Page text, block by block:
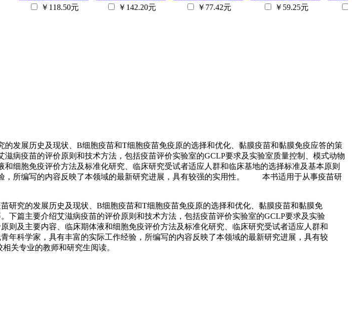
￥118.50元
￥142.20元
￥77.42元
￥59.25元
展历史及现状、B细胞疫苗和T细胞疫苗免疫原的选择和优化、黏膜疫苗和黏膜免疫应答的策
病疫苗的评价原则和技术方法，包括疫苗评价实验室的GCLP要求及实验室质量控制、模式动物
细胞免疫评价方法及标准化研究、临床研究受试者适应人群和临床基地的选择标准及基本原则
，所编写的内容反映了本领域的最新研究进展，具有较强的实用性。 本书适用于从事疫苗研
究的发展历史及现状、B细胞疫苗和T细胞疫苗免疫原的选择和优化、黏膜疫苗和黏膜免
篇主要介绍艾滋病疫苗的评价原则和技术方法，包括疫苗评价实验室的GCLP要求及实验
及主要内容、临床期体液和细胞免疫评价方法及标准化研究、临床研究受试者适应人群和
年科学家，具有丰富的实际工作经验，所编写的内容反映了本领域的最新研究进展，具有较
专业的教师和研究生阅读。